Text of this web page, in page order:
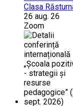
Clasa
26 aug. 26
Zoom